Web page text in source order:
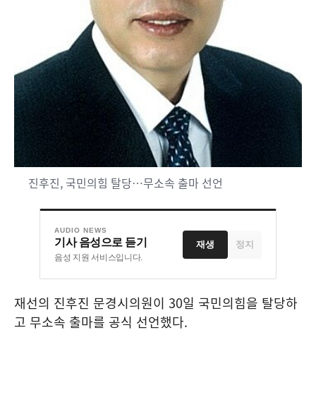
진후진, 국민의힘 탈당…무소속 출마 선언
AUDIO NEWS
기사 음성으로 듣기
음성 지원 서비스입니다.
재생 정지
재선의 진후진 문경시의원이 30일 국민의힘을 탈당하
고 무소속 출마를 공식 선언했다.